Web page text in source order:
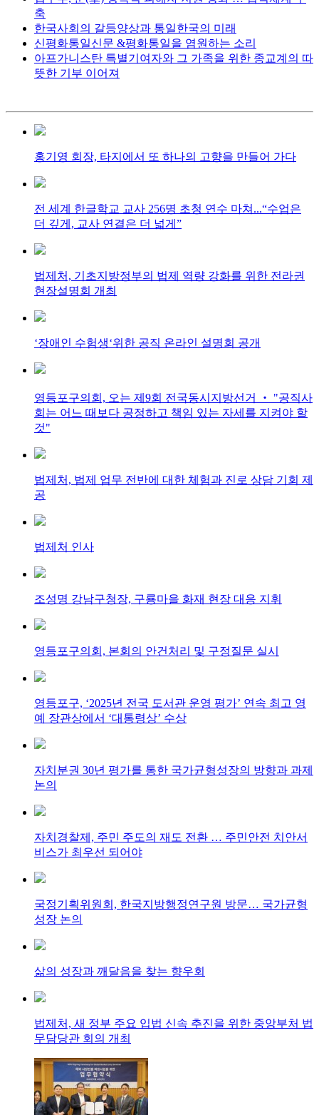
축
한국사회의 갈등양상과 통일한국의 미래
신평화통일신문 &평화통일을 염원하는 소리
아프가니스탄 특별기여자와 그 가족을 위한 종교계의 따
뜻한 기부 이어져
홍기영 회장, 타지에서 또 하나의 고향을 만들어 가다
전 세계 한글학교 교사 256명 초청 연수 마쳐...“수업은
더 깊게, 교사 연결은 더 넓게”
법제처, 기초지방정부의 법제 역량 강화를 위한 전라권
현장설명회 개최
‘장애인 수험생‘위한 공직 온라인 설명회 공개
영등포구의회, 오는 제9회 전국동시지방선거 ‧ "공직사
회는 어느 때보다 공정하고 책임 있는 자세를 지켜야 할
것"
법제처, 법제 업무 전반에 대한 체험과 진로 상담 기회 제
공
법제처 인사
조성명 강남구청장, 구룡마을 화재 현장 대응 지휘
영등포구의회, 본회의 안건처리 및 구정질문 실시
영등포구, ‘2025년 전국 도서관 운영 평가’ 연속 최고 영
예 장관상에서 ‘대통령상’ 수상
자치분권 30년 평가를 통한 국가균형성장의 방향과 과제
논의
자치경찰제, 주민 주도의 재도 전환 … 주민안전 치안서
비스가 최우선 되어야
국정기획위원회, 한국지방행정연구원 방문… 국가균형
성장 논의
삶의 성장과 깨달음을 찾는 향우회
법제처, 새 정부 주요 입법 신속 추진을 위한 중앙부처 법
무담당관 회의 개최